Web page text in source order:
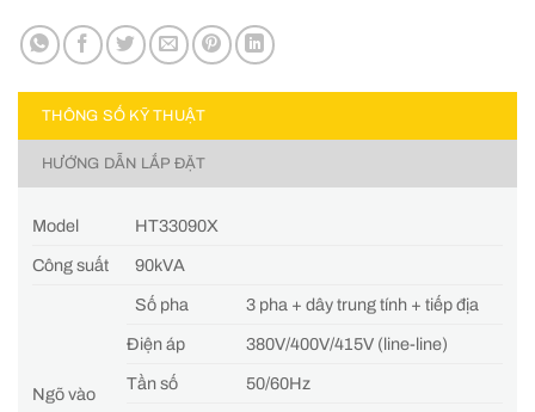
THÔNG SỐ KỸ THUẬT
HƯỚNG DẪN LẮP ĐẶT
Model HT33090X
Công suất 90kVA
Ngõ vào
Số pha 3 pha + dây trung tính + tiếp địa
Điện áp 380V/400V/415V (line-line)
Tần số 50/60Hz